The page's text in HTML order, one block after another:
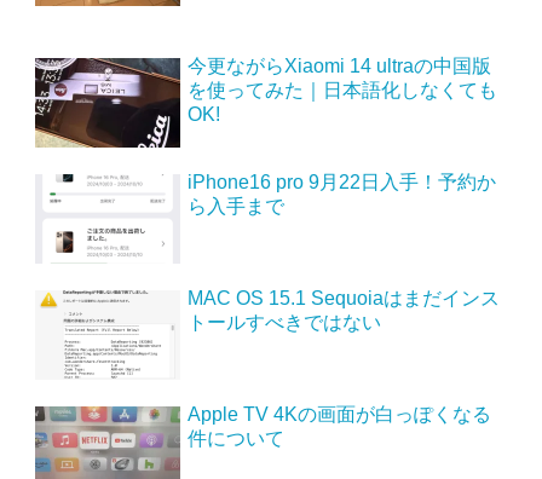
今更ながらXiaomi 14 ultraの中国版
を使ってみた｜日本語化しなくても
OK!
iPhone16 pro 9月22日入手！予約か
ら入手まで
MAC OS 15.1 Sequoiaはまだインス
トールすべきではない
Apple TV 4Kの画面が白っぽくなる
件について